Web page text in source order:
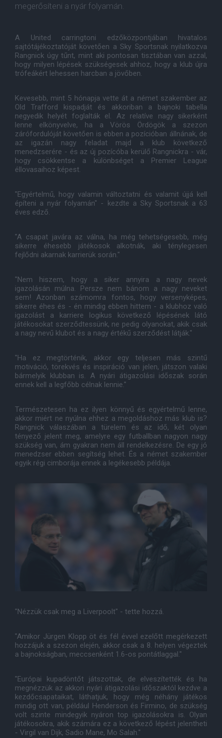
megerősíteni a nyár folyamán.
A United carringtoni edzőközpontjában hivatalos
sajtótájékoztatóját követően a Sky Sportsnak nyilatkozva
Rangnick úgy tűnt, mint aki pontosan tisztában van azzal,
hogy milyen lépések szükségesek ahhoz, hogy a klub újra
trófeákért lehessen harcban a jövőben.
Kevesebb, mint 5 hónapja vette át a német szakember az
Old Trafford kispadját és akkoriban a bajnoki tabella
negyedik helyét foglalták el. Az relatíve nagy sikerként
lenne elkönyvelve, ha a Vörös Ördögök a szezon
zárófordulóját követően is ebben a pozícióban állnának, de
az igazán nagy feladat majd a klub következő
menedzserére - és az új pozícóba kerülő Rangnickra - vár,
hogy csökkentse a különbséget a Premier League
éllovasaihoz képest.
"Egyértelmű, hogy valamin változtatni és valamit újjá kell
építeni a nyár folyamán" - kezdte a Sky Sportsnak a 63
éves edző.
"A csapat javára az válna, ha még tehetségesebb, még
sikerre éhesebb játékosok alkotnák, aki ténylegesen
fejlődni akarnak karrierük során."
"Nem hiszem, hogy a siker annyira a nagy nevek
igazolásán múlna. Persze nem bánom a nagy neveket
sem! Azonban számomra fontos, hogy versenyképes,
sikerre éhes és - én mindig ebben hittem - a klubhoz való
igazolást a karriere logikus következő lépésének látó
játékosokat szerződtessünk, ne pedig olyanokat, akik csak
a nagy nevű klubot és a nagy értékű szerződést látják."
"Ha ez megtörténik, akkor egy teljesen más szintű
motiváció, törekvés és inspiráció van jelen, játszon valaki
bármelyik klubban is. A nyári átigazolási időszak során
ennek kell a legfőbb célnak lennie."
Természetesen ha ez ilyen könnyű és egyértelmű lenne,
akkor miért ne nyúlna ehhez a megoldáshoz más klub is?
Rangnick válaszában a türelem és az idő, két olyan
tényező jelent meg, amelyre egy futballban nagyon nagy
szükség van, ám gyakran nem áll rendelkezésre. De egy jó
menedzser ebben segítség lehet. És a német szakember
egyik régi cimborája ennek a legékesebb példája.
"Nézzük csak meg a Liverpoolt" - tette hozzá.
"Amikor Jürgen Klopp öt és fél évvel ezelőtt megérkezett
hozzájuk a szezon elején, akkor csak a 8. helyen végeztek
a bajnokságban, meccsenként 1.6-os pontátlaggal."
"Európai kupadöntőt játszottak, de elveszítették és ha
megnézzük az akkori nyári átigazolási időszaktól kezdve a
kezdőcsapataikat, láthatjuk, hogy még néhány játékos
mindig ott van, például Henderson és Firmino, de szükség
volt szinte mindegyik nyáron top igazolásokra is. Olyan
játékosokra, akik számára ez a következő lépést jelentheti
- Virgil van Dijk, Sadio Mane, Mo Salah."